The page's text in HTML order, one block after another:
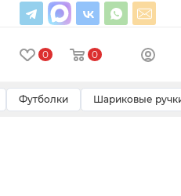
0 0
Футболки Шариковые